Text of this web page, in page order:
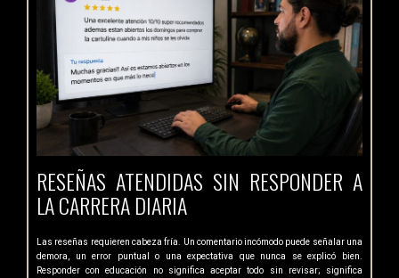
RESEÑAS ATENDIDAS SIN RESPONDER A
LA CARRERA DIARIA
Las reseñas requieren cabeza fría. Un comentario incómodo puede señalar una
demora, un error puntual o una expectativa que nunca se explicó bien.
Responder con educación no significa aceptar todo sin revisar; significa